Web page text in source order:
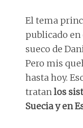
El tema
publicado en
sueco de
Pero mis
hasta hoy.
tratanlos
Suecia y en